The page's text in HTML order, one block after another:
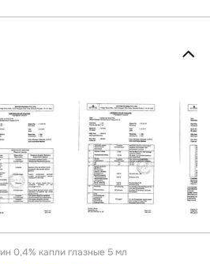
0,4% капли глазные 5 мл